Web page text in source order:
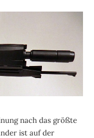
nach das größte
ist auf der